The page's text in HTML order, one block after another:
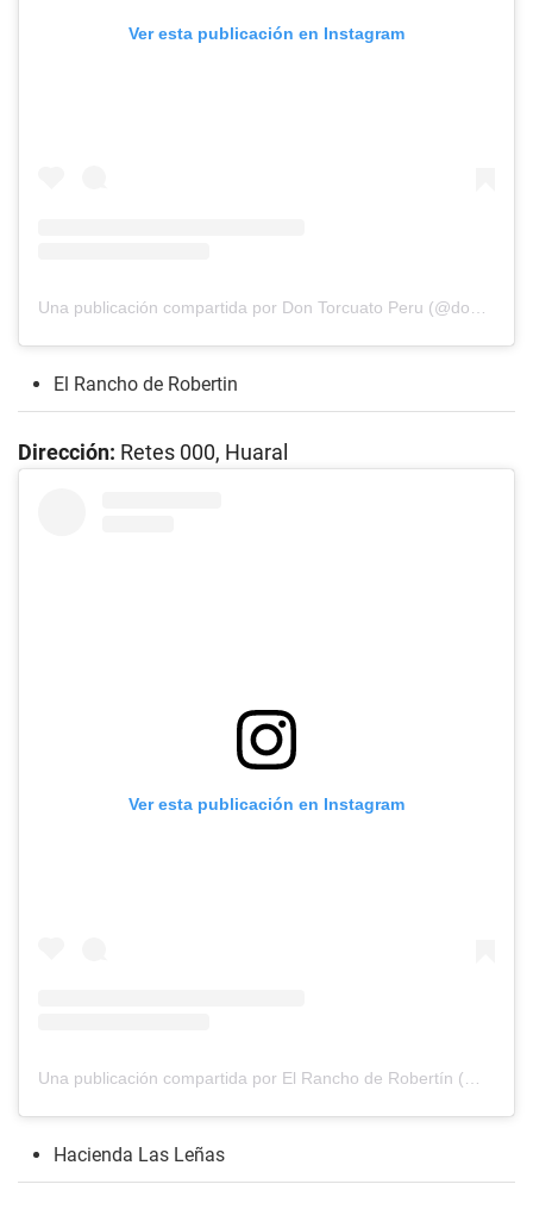
Ver esta publicación en Instagram
El Rancho de Robertin
Dirección: Retes 000, Huaral
Ver esta publicación en Instagram
Una publicación compartida por El Rancho de Robertín (@elranchoderobertin)
Hacienda Las Leñas